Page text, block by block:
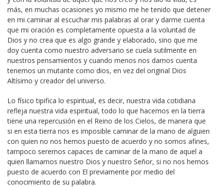
más, en muchas ocasiones yo mismo me he tenido que detener
en mi caminar al escuchar mis palabras al orar y darme cuenta
que mi oración es completamente opuesta a la voluntad de
Dios y no crea que es algo grande y elaborado, sino que me
doy cuenta como nuestro adversario se cuela sutilmente en
nuestros pensamientos y cuando menos nos damos cuenta
tenemos un mutante como dios, en vez del original Dios
Altísimo y creador del universo.
Lo físico tipifica lo espiritual, es decir, nuestra vida cotidiana
refleja nuestra vida espiritual, todo lo que hacemos en la tierra
tiene una repercusión en el Reino de los Cielos, de manera que
si en esta tierra nos es imposible caminar de la mano de alguien
con quien no nos hemos puesto de acuerdo y no somos afines,
tampoco seremos capaces de caminar de la mano de aquel a
quien llamamos nuestro Dios y nuestro Señor, si no nos hemos
puesto de acuerdo con El previamente por medio del
conocimiento de su palabra.